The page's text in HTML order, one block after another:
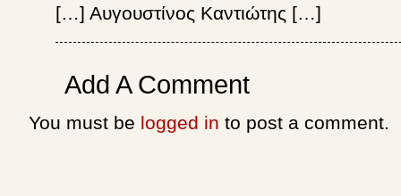
[…] Αυγουστίνος Καντιώτης […]
Add A Comment
You must be logged in to post a comment.